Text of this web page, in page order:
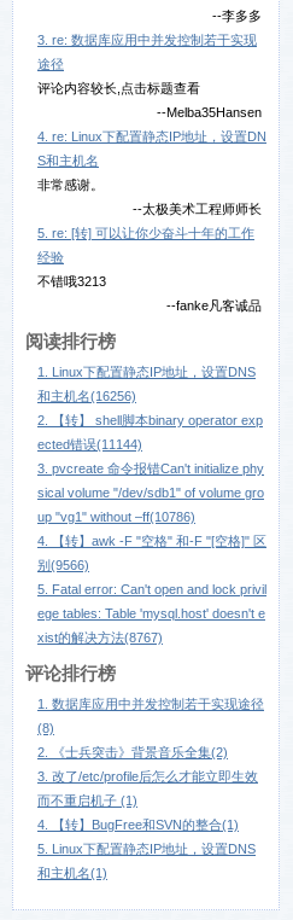
--李多多
3. re: 数据库应用中并发控制若干实现
途径
评论内容较长,点击标题查看
--Melba35Hansen
4. re: Linux下配置静态IP地址，设置DN
S和主机名
非常感谢。
--太极美术工程师师长
5. re: [转] 可以让你少奋斗十年的工作
经验
不错哦3213
--fanke凡客诚品
阅读排行榜
1. Linux下配置静态IP地址，设置DNS
和主机名(16256)
2. 【转】 shell脚本binary operator exp
ected错误(11144)
3. pvcreate 命令报错Can't initialize phy
sical volume "/dev/sdb1" of volume gro
up "vg1" without –ff(10786)
4. 【转】awk -F "空格" 和-F "[空格]" 区
别(9566)
5. Fatal error: Can't open and lock privil
ege tables: Table 'mysql.host' doesn't e
xist的解决方法(8767)
评论排行榜
1. 数据库应用中并发控制若干实现途径
(8)
2. 《士兵突击》背景音乐全集(2)
3. 改了/etc/profile后怎么才能立即生效
而不重启机子 (1)
4. 【转】BugFree和SVN的整合(1)
5. Linux下配置静态IP地址，设置DNS
和主机名(1)